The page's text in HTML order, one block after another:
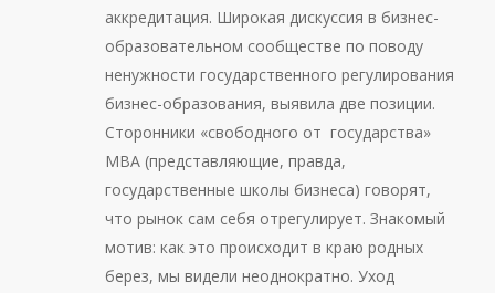
аккредитация. Широкая дискуссия в бизнес-
образовательном сообществе по поводу
ненужности государственного регулирования
бизнес-образования, выявила две позиции.
Сторонники «свободного от государства»
МВА (представляющие, правда,
государственные школы бизнеса) говорят,
что рынок сам себя отрегулирует. Знакомый
мотив: как это происходит в краю родных
берез, мы видели неоднократно. Уход